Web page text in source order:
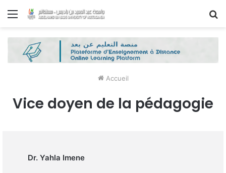
Menu
Accueil
Vice doyen de la pédagogie
Dr. Yahla Imene